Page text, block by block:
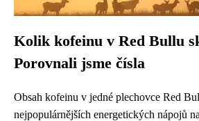
Kolik kofeinu v Red Bullu
Porovnali jsme čísla
Obsah kofeinu v jedné plechovce Red
nejpopulárnějších energetických nápojů